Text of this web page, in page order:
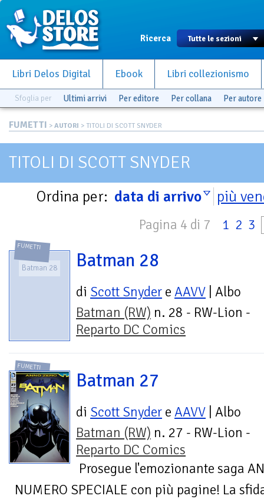
Ricerca
Libri Delos Digital Ebook Libri collezionismo
Sfoglia per Ultimi arrivi Per editore Per collana Per autore
FUMETTI > AUTORI > TITOLI DI SCOTT SNYDER
TITOLI DI SCOTT SNYDER
Ordina per: data di arrivo più
Pagina 4 di 7 1 2 3
FUMETTI
Batman 28 Batman 28
di Scott Snyder e AAVV | Albo
Batman (RW) n. 28 - RW-Lion -
Reparto DC Comics
FUMETTI
Batman 27
di Scott Snyder e AAVV | Albo
Batman (RW) n. 27 - RW-Lion -
Reparto DC Comics
Prosegue l'emozionante saga
NUMERO SPECIALE con più pagine! La